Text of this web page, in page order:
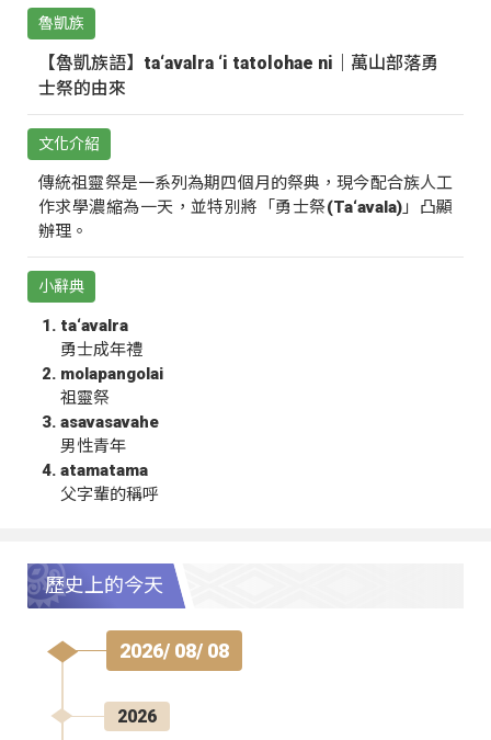
魯凱族
【魯凱族語】ta‘avalra ‘i tatolohae ni｜萬山部落勇
士祭的由來
文化介紹
傳統祖靈祭是一系列為期四個月的祭典，現今配合族人工
作求學濃縮為一天，並特別將「勇士祭(Ta‘avala)」凸顯
辦理。
小辭典
ta‘avalra
勇士成年禮
molapangolai
祖靈祭
asavasavahe
男性青年
atamatama
父字輩的稱呼
歷史上的今天
2026/ 08/ 08
2026